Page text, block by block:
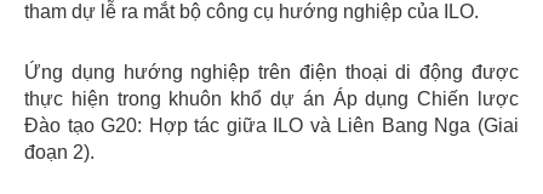
tham dự lễ ra mắt bộ công cụ hướng nghiệp của ILO.
Ứng dụng hướng nghiệp trên điện thoại di động được
thực hiện trong khuôn khổ dự án Áp dụng Chiến lược
Đào tạo G20: Hợp tác giữa ILO và Liên Bang Nga (Giai
đoạn 2).